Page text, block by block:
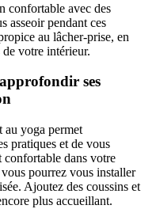
confortable avec des
asseoir pendant ces
au lâcher-prise, en
votre intérieur.
ses
au yoga permet
pratiques et de vous
confortable dans votre
pourrez vous installer
Ajoutez des coussins et
plus accueillant.